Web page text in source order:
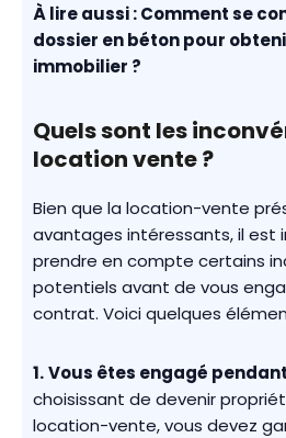
À lire aussi :Comment se
dossier en béton pour
immobilier ?
Quels sont les
location vente ?
Bien que la location-vente
avantages intéressants, il est
prendre en compte certains
potentiels avant de vous
contrat. Voici quelques
1.Vous êtes engagé
choisissant de devenir
location-vente, vous devez